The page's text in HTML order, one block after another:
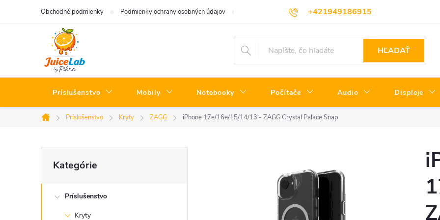
+421949186915
Obchodné podmienky Podmienky ochrany osobných údajov Servisné podmienky Informácie o triedach produktov
HĽADAŤ
Príslušenstvo Mobily Notebooky Počítače Audio Displeje
Domov
Príslušenstvo Kryty ZAGG iPhone 17e/16e/15/14/13 - ZAGG Crystal Palace Snap
o
kategórie
Kategórie
Príslušenstvo
Kryty